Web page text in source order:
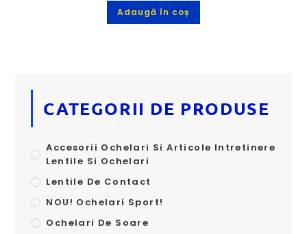
Adaugă în coș
CATEGORII DE PRODUSE
Accesorii Ochelari Si Articole Intretinere
Lentile Si Ochelari
Lentile De Contact
NOU! Ochelari Sport!
Ochelari De Soare